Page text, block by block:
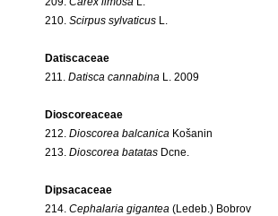
210. Scirpus sylvaticus L.
Datiscaceae
211. Datisca cannabina L. 2009
Dioscoreaceae
212. Dioscorea balcanica Košanin
213. Dioscorea batatas Dcne.
Dipsacaceae
214. Cephalaria gigantea (Ledeb.) Bobrov